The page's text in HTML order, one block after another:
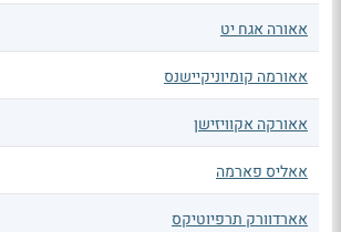
אאורה אגח יט
אאורמה קומיוניקיישנס
אאורקה אקוויזישן
אאליס פארמה
אארדוורק תרפיוטיקס